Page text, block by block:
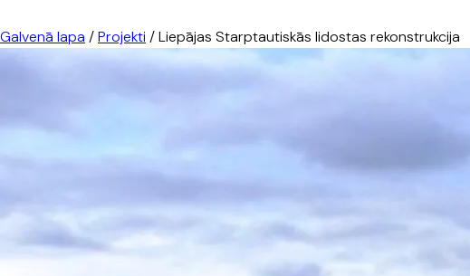
Galvenā lapa /Projekti /Liepājas Starptautiskās lidostas rekonstrukcija